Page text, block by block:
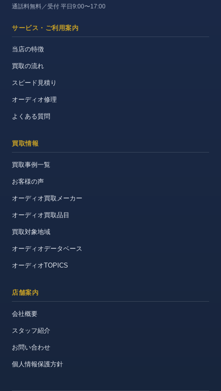
通話料無料／受付 平日9:00〜17:00
サービス・ご利用案内
当店の特徴
買取の流れ
スピード見積り
オーディオ修理
よくある質問
買取情報
買取事例一覧
お客様の声
オーディオ買取メーカー
オーディオ買取品目
買取対象地域
オーディオデータベース
オーディオTOPICS
店舗案内
会社概要
スタッフ紹介
お問い合わせ
個人情報保護方針